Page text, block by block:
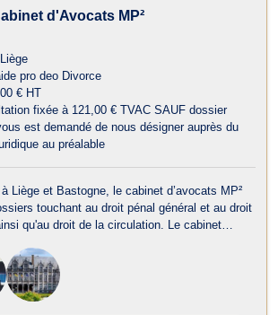
d'Avocats MP²
pro deo Divorce
€ HT
fixée à 121,00 € TVAC SAUF dossier
est demandé de nous désigner auprès du
au préalable
à Liège et Bastogne, le cabinet d’avocats MP²
touchant au droit pénal général et au droit
qu'au droit de la circulation. Le cabinet
présumés d’infraction au droit pénal des